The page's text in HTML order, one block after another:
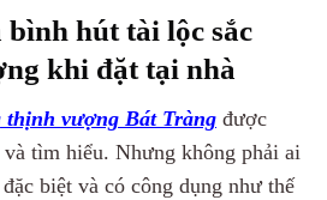
bình hút tài lộc sắc
khi đặt tại nhà
vượng Bát Tràng được
tìm hiểu. Nhưng không phải ai
biệt và có công dụng như thế